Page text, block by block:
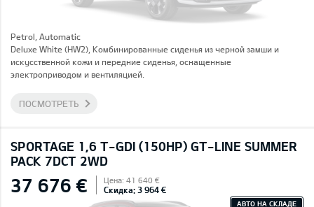
Petrol, Automatic
Deluxe White (HW2), Комбинированные сиденья из черной замши и
искусственной кожи и передние сиденья, оснащенные
электроприводом и вентиляцией.
ПОСМОТРЕТЬ
SPORTAGE 1,6 T-GDI (150HP) GT-LINE SUMMER
PACK 7DCT 2WD
37 676 € Цена: 41 640 €
Скидка: 3 964 €
АВТО НА СКЛАДЕ